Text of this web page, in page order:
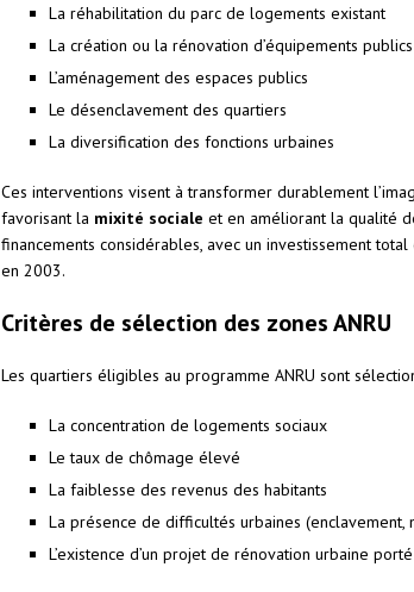
La réhabilitation du parc de logements existant
La création ou la rénovation d’équipements publics
L’aménagement des espaces publics
Le désenclavement des quartiers
La diversification des fonctions urbaines
Ces interventions visent à transformer durablement
favorisant la mixité sociale et en améliorant la qualité
financements considérables, avec un investissement
en 2003.
Critères de sélection des zones ANRU
Les quartiers éligibles au programme ANRU sont
La concentration de logements sociaux
Le taux de chômage élevé
La faiblesse des revenus des habitants
La présence de difficultés urbaines (enclavement,
L’existence d’un projet de rénovation urbaine